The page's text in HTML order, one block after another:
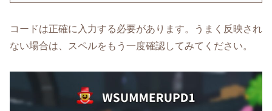
コードは正確に入力する必要があります。うまく反映され
ない場合は、スペルをもう一度確認してみてください。